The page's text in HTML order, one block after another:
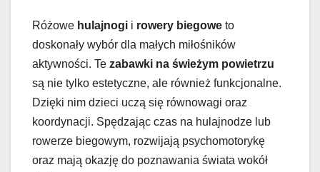
Różowe hulajnogi i rowery biegowe to
doskonały wybór dla małych miłośników
aktywności. Te zabawki na świeżym powietrzu
są nie tylko estetyczne, ale również funkcjonalne.
Dzięki nim dzieci uczą się równowagi oraz
koordynacji. Spędzając czas na hulajnodze lub
rowerze biegowym, rozwijają psychomotorykę
oraz mają okazję do poznawania świata wokół